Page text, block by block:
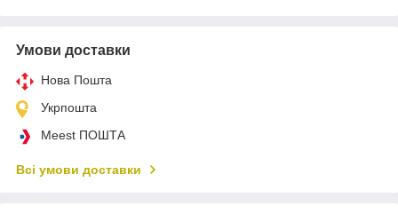
Умови доставки
Нова Пошта
Укрпошта
Meest ПОШТА
Всі умови доставки